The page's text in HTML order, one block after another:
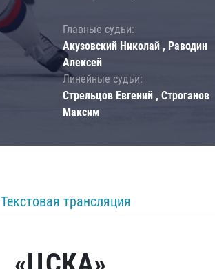
Главные судьи:
Акузовский Николай , Раводин
Алексей
Линейные судьи:
Стрельцов Евгений , Строганов
Максим
Текстовая трансляция